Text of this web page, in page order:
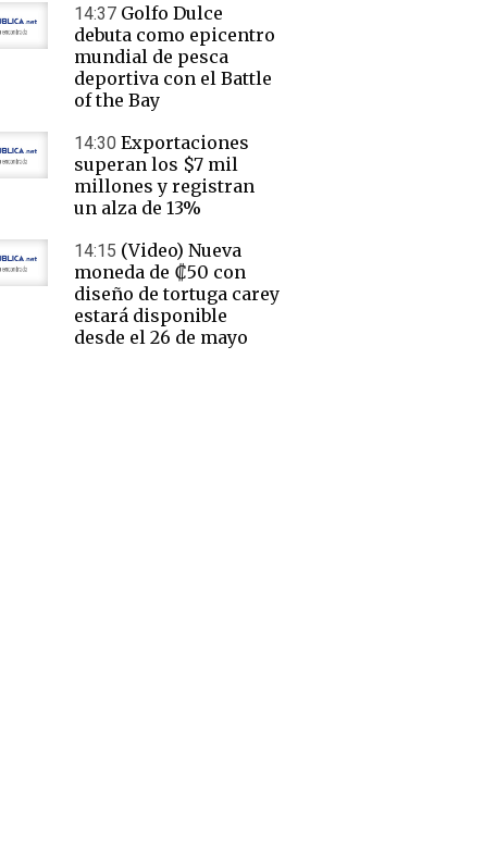
14:37 Golfo Dulce
debuta como epicentro
mundial de pesca
deportiva con el Battle
of the Bay
14:30 Exportaciones
superan los $7 mil
millones y registran
un alza de 13%
14:15 (Video) Nueva
moneda de ₡50 con
diseño de tortuga carey
estará disponible
desde el 26 de mayo